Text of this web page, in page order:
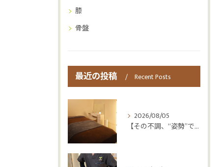
膝
骨盤
最近の投稿 Recent Posts
2026/08/05
【その不調、“姿勢”ではなく“呼吸”かもしれません😮‍💨】